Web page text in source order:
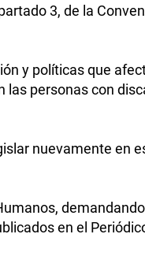
3, de la
y políticas que
personas con
nuevamente en
en el